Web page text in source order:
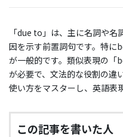
「due to」は、主に名詞や
因を示す前置詞句です。特に
が一般的です。類似表現の「
が必要で、文法的な役割の違
使い方をマスターし、英語表
この記事を書いた人